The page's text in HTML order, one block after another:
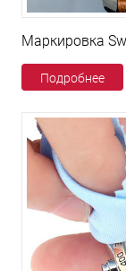
Маркировка
Подробнее